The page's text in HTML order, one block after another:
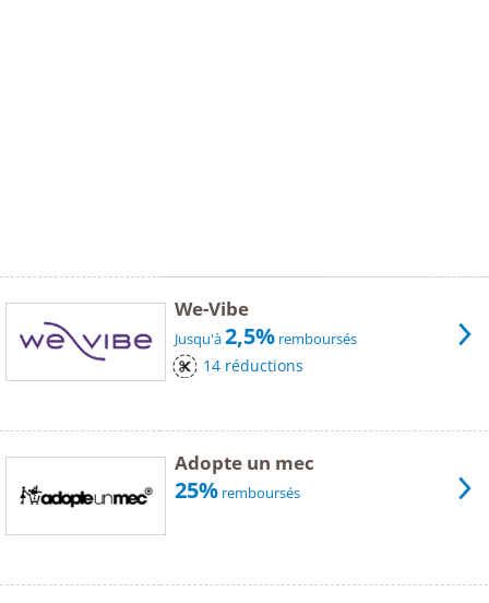
We-Vibe
Jusqu'à2,5% remboursés
14 réductions
Adopte un mec
25% remboursés